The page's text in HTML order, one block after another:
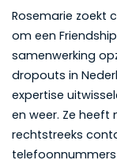
Rosemarie zoekt
om een
samenwerking
dropouts in
expertise
en weer. Ze heeft
rechtstreeks